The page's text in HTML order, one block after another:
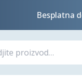
Besplatna